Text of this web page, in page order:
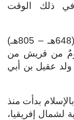
ذلك الوقت
كما قامت سلطنة أوفات الإسلامية (648هـ – 805هـ)
قومٌ من قريش من
عقيل بن أبي
بدأت منذ
لشمال إفريقيا،